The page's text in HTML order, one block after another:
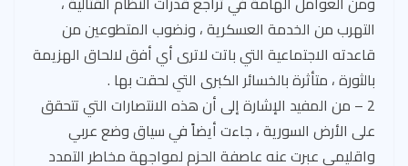
التهرب من الخدمة العسكرية ، ونضوب المتطوعين من
قاعدته الاجتماعية التي باتت لاترى أي أفق لالحاق الهزيمة
بالثورة ، متأثرة بالخسائر الكبرى التي لحقت بها .
2 – من المفيد الإشارة إلى أن هذه الانتصارات التي تتحقق
على الأرض السورية ، جاءت أيضاً في سياق وضع عربي
واقليمي عبرت عنه عاصفة الحزم لمواجهة مخاطر التمدد